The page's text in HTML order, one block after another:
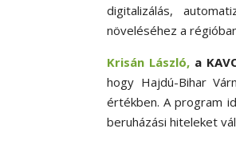
digitalizálás,
növeléséhez a
Krisán László, a
hogy Hajdú-Bihar
értékben. A program
beruházási hiteleket